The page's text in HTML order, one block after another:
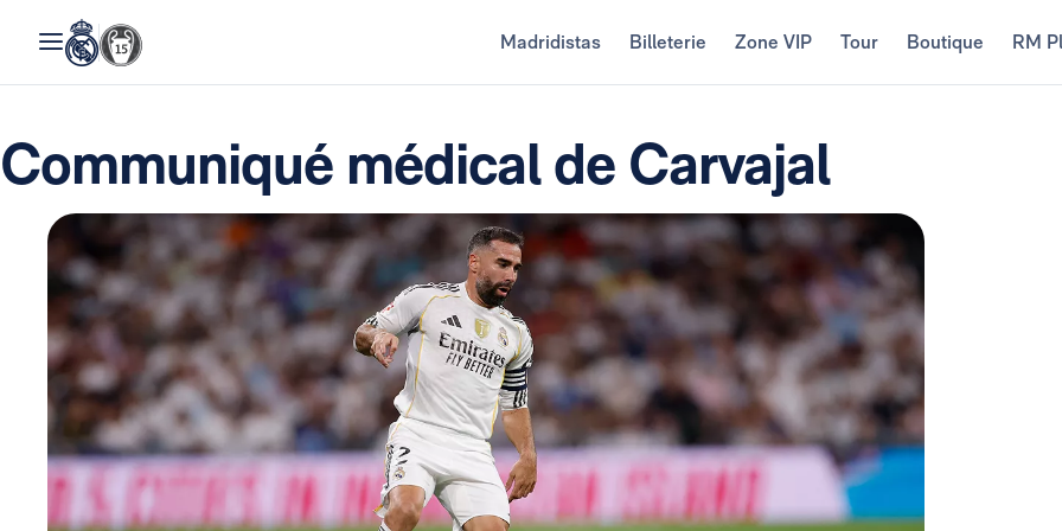
Madridistas Billeterie Zone VIP Tour Boutique RM
Communiqué médical de Carvajal